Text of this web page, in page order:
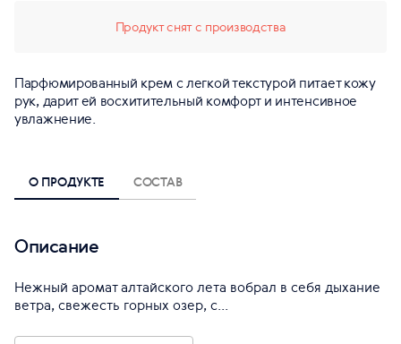
Парфюмированный крем с легкой текстурой питает кожу
рук, дарит ей восхитительный комфорт и интенсивное
увлажнение.
Продукт снят с производства
О ПРОДУКТЕ СОСТАВ
Описание
Нежный аромат алтайского лета вобрал в себя дыхание
ветра, свежесть горных озер, с...